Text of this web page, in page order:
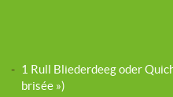
- 1 Rull Bliederdeeg oder
brisée »)